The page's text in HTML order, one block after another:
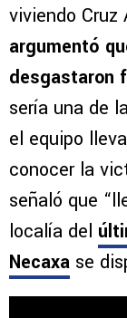
viviendo Cruz
argumentó
desgastaron
sería una de
el equipo
conocer la
señaló que
localía del
Necaxa se